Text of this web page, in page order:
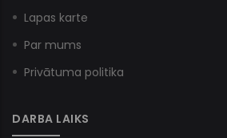
Lapas karte
Par mums
Privātuma politika
DARBA LAIKS